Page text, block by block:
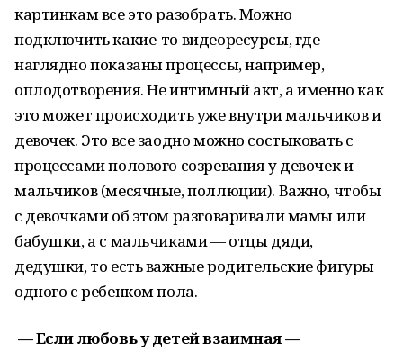
картинкам все это разобрать. Можно
подключить какие-то видеоресурсы, где
наглядно показаны процессы, например,
оплодотворения. Не интимный акт, а именно как
это может происходить уже внутри мальчиков и
девочек. Это все заодно можно состыковать с
процессами полового созревания у девочек и
мальчиков (месячные, поллюции). Важно, чтобы
с девочками об этом разговаривали мамы или
бабушки, а с мальчиками — отцы дяди,
дедушки, то есть важные родительские фигуры
одного с ребенком пола.
— Если любовь у детей взаимная —